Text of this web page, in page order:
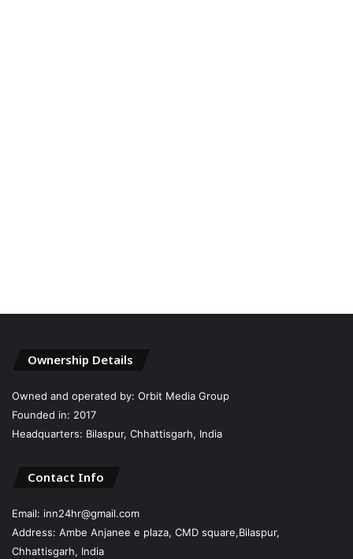
Ownership Details
Owned and operated by: Orbit Media Group
Founded in: 2017
Headquarters: Bilaspur, Chhattisgarh, India
Contact Info
Email: inn24hr@gmail.com
Address: Ambe Anjanee e plaza, CMD square,Bilaspur,
Chhattisgarh, India